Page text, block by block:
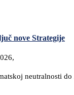
nove Strategije
neutralnosti